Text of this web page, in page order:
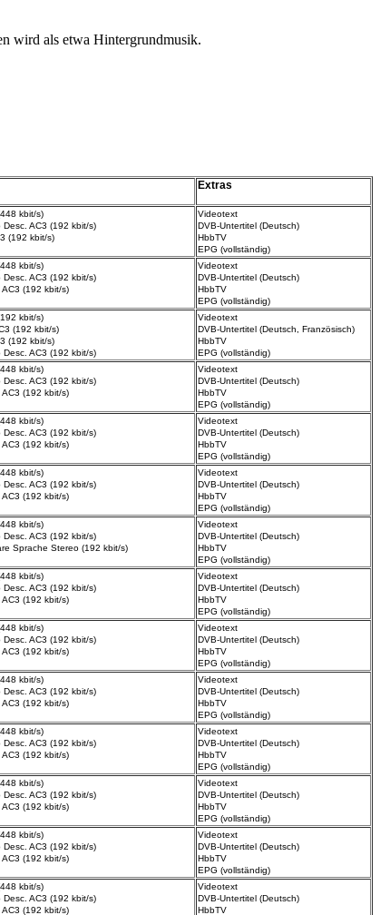
wird als etwa Hintergrundmusik.
Extras
kbit/s)
Desc. AC3 (192 kbit/s)
(192 kbit/s)
Videotext
DVB-Untertitel (Deutsch)
HbbTV
EPG (vollständig)
kbit/s)
Desc. AC3 (192 kbit/s)
AC3 (192 kbit/s)
Videotext
DVB-Untertitel (Deutsch)
HbbTV
EPG (vollständig)
kbit/s)
(192 kbit/s)
(192 kbit/s)
Desc. AC3 (192 kbit/s)
Videotext
DVB-Untertitel (Deutsch, Französisch)
HbbTV
EPG (vollständig)
kbit/s)
Desc. AC3 (192 kbit/s)
AC3 (192 kbit/s)
Videotext
DVB-Untertitel (Deutsch)
HbbTV
EPG (vollständig)
kbit/s)
Desc. AC3 (192 kbit/s)
AC3 (192 kbit/s)
Videotext
DVB-Untertitel (Deutsch)
HbbTV
EPG (vollständig)
kbit/s)
Desc. AC3 (192 kbit/s)
AC3 (192 kbit/s)
Videotext
DVB-Untertitel (Deutsch)
HbbTV
EPG (vollständig)
kbit/s)
Desc. AC3 (192 kbit/s)
Sprache Stereo (192 kbit/s)
Videotext
DVB-Untertitel (Deutsch)
HbbTV
EPG (vollständig)
kbit/s)
Desc. AC3 (192 kbit/s)
AC3 (192 kbit/s)
Videotext
DVB-Untertitel (Deutsch)
HbbTV
EPG (vollständig)
kbit/s)
Desc. AC3 (192 kbit/s)
AC3 (192 kbit/s)
Videotext
DVB-Untertitel (Deutsch)
HbbTV
EPG (vollständig)
kbit/s)
Desc. AC3 (192 kbit/s)
AC3 (192 kbit/s)
Videotext
DVB-Untertitel (Deutsch)
HbbTV
EPG (vollständig)
kbit/s)
Desc. AC3 (192 kbit/s)
AC3 (192 kbit/s)
Videotext
DVB-Untertitel (Deutsch)
HbbTV
EPG (vollständig)
kbit/s)
Desc. AC3 (192 kbit/s)
AC3 (192 kbit/s)
Videotext
DVB-Untertitel (Deutsch)
HbbTV
EPG (vollständig)
kbit/s)
Desc. AC3 (192 kbit/s)
AC3 (192 kbit/s)
Videotext
DVB-Untertitel (Deutsch)
HbbTV
EPG (vollständig)
kbit/s)
Desc. AC3 (192 kbit/s)
AC3 (192 kbit/s)
Videotext
DVB-Untertitel (Deutsch)
HbbTV